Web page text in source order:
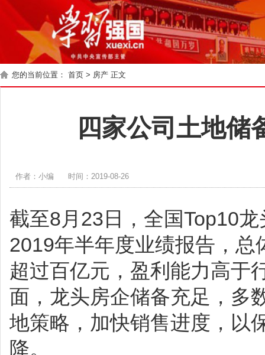
您的当前位置： 首页 > 房产 正文
四家公司土地储
作者：小编 时间：2019-08-26
截至8月23日，全国Top10
2019年半年度业绩报告，
超过百亿元，盈利能力高于
面，龙头房企储备充足，多
地策略，加快销售进度，以
降。